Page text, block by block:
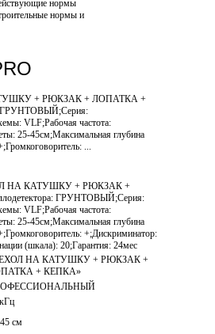
нормы
нормы и
+ РЮКЗАК + ЛОПАТКА +
ГРУНТОВЫЙ;Серия:
VLF;Рабочая частота:
25-45см;Максимальная глубина
...
НА КАТУШКУ + РЮКЗАК +
ГРУНТОВЫЙ;Серия:
VLF;Рабочая частота:
25-45см;Максимальная глубина
+;Дискриминатор:
(шкала): 20;Гарантия: 24мес
НА КАТУШКУ + РЮКЗАК +
+ КЕПКА»
см